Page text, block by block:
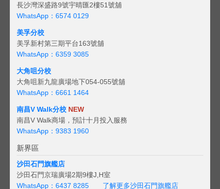
長沙灣深盛路9號宇晴匯2樓51號舖
WhatsApp：6574 0129
美孚分校
美孚新村第三期平台163號舖
WhatsApp：6359 3085
大角咀分校
大角咀新九龍廣場地下054-055號舖
WhatsApp：6661 1464
南昌V Walk分校 NEW
南昌V Walk商場，預計十月投入服務
WhatsApp：9383 1960
新界區
沙田石門旗艦店
沙田石門京瑞廣場2期9樓J,H室
WhatsApp：6437 8285
了解更多沙田石門旗艦店